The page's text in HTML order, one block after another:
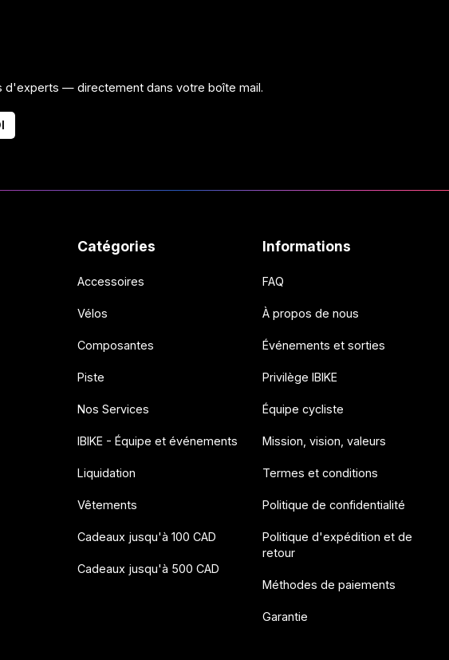
d'experts — directement dans votre boîte mail.
Catégories
Accessoires
Vélos
Composantes
Piste
Nos Services
IBIKE - Équipe et événements
Liquidation
Vêtements
Cadeaux jusqu'à 100 CAD
Cadeaux jusqu'à 500 CAD
Informations
FAQ
À propos de nous
Événements et sorties
Privilège IBIKE
Équipe cycliste
Mission, vision, valeurs
Termes et conditions
Politique de confidentialité
Politique d'expédition et de
retour
Méthodes de paiements
Garantie